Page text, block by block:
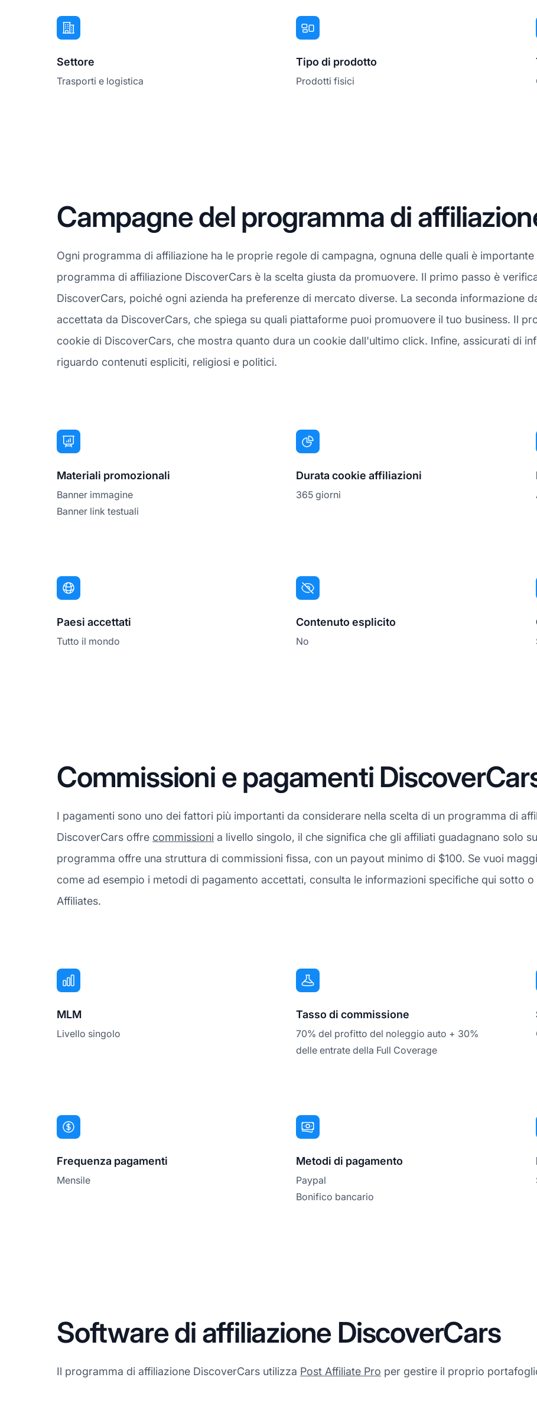
Settore
Trasporti e logistica
Tipo di prodotto
Prodotti fisici
Campagne del programma di
Ogni programma di affiliazione ha le proprie regole di campagna, ognuna delle quali è
programma di affiliazione DiscoverCars è la scelta giusta da promuovere. Il primo passo è
DiscoverCars, poiché ogni azienda ha preferenze di mercato diverse. La seconda informazione
accettata da DiscoverCars, che spiega su quali piattaforme puoi promuovere il tuo business. Il
cookie di DiscoverCars, che mostra quanto dura un cookie dall'ultimo click. Infine, assicurati di
riguardo contenuti espliciti, religiosi e politici.
Materiali promozionali
Banner immagine
Banner link testuali
Durata cookie affiliazioni
365 giorni
Paesi accettati
Tutto il mondo
Contenuto esplicito
No
Commissioni e pagamenti
I pagamenti sono uno dei fattori più importanti da considerare nella scelta di un programma di
DiscoverCars offre commissioni a livello singolo, il che significa che gli affiliati guadagnano solo
programma offre una struttura di commissioni fissa, con un payout minimo di $100. Se vuoi
come ad esempio i metodi di pagamento accettati, consulta le informazioni specifiche qui sotto
Affiliates.
MLM
Livello singolo
Tasso di commissione
70% del profitto del noleggio auto + 30%
delle entrate della Full Coverage
Frequenza pagamenti
Mensile
Metodi di pagamento
Paypal
Bonifico bancario
Software di affiliazione DiscoverCars
Il programma di affiliazione DiscoverCars utilizza Post Affiliate Pro per gestire il proprio